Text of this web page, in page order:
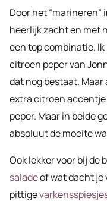
Door het
heerlijk zacht en met
een top combinatie.
citroen peper van
dat nog bestaat. Maar
extra citroen accentje
peper. Maar in beide
absoluut de moeite
Ook lekker voor bij de
saladeof wat dacht je
pittige